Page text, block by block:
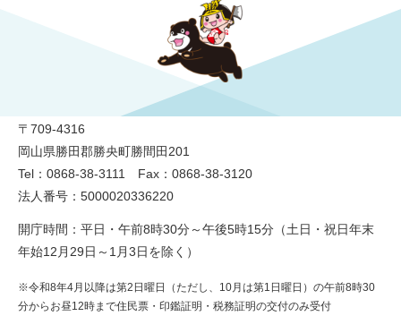
〒709-4316
岡山県勝田郡勝央町勝間田201
Tel：0868-38-3111 Fax：0868-38-3120
法人番号：5000020336220
開庁時間：平日・午前8時30分～午後5時15分（土日・祝日年末
年始12月29日～1月3日を除く）
※令和8年4月以降は第2日曜日（ただし、10月は第1日曜日）の午前8時30
分からお昼12時まで住民票・印鑑証明・税務証明の交付のみ受付